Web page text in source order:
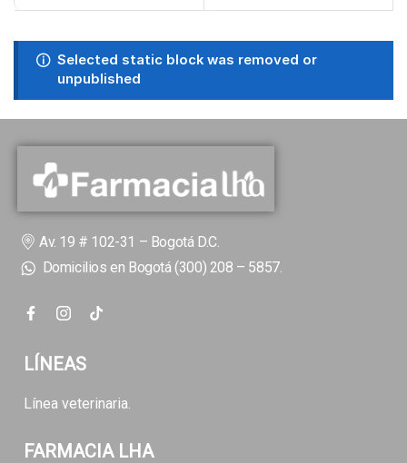
Selected static block was removed or
unpublished
Av. 19 # 102-31 – Bogotá D.C.
Domicilios en Bogotá (300) 208 – 5857.
LÍNEAS
Línea veterinaria.
FARMACIA LHA